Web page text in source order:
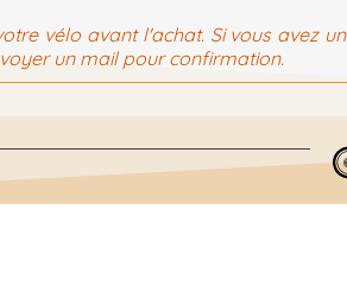
vélo avant l'achat. Si vous avez un
un mail pour confirmation.